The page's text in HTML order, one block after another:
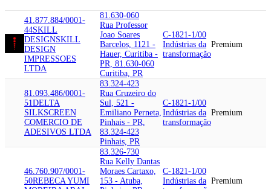
41.877.884/0001-
44SKILL
DESIGNSKILL
DESIGN
IMPRESSOES
LTDA
81.630-060
Rua Professor
Joao Soares
Barcelos, 1121 -
Hauer, Curitiba -
PR, 81.630-060
Curitiba, PR
C-1821-1/00
Indústrias da
transformação
Premium
81.093.486/0001-
51 DELTA
SILKSCREEN
COMERCIO DE
ADESIVOS LTDA
83.324-423
Rua Cruzeiro do
Sul, 521 -
Emiliano Perneta,
Pinhais - PR,
83.324-423
Pinhais, PR
C-1821-1/00
Indústrias da
transformação
Premium
46.760.907/0001-
50REBECA YUMI
83.326-730
Rua Kelly Dantas
Moraes Cartaxo,
153 - Atuba,
C-1821-1/00
Indústrias da Premium